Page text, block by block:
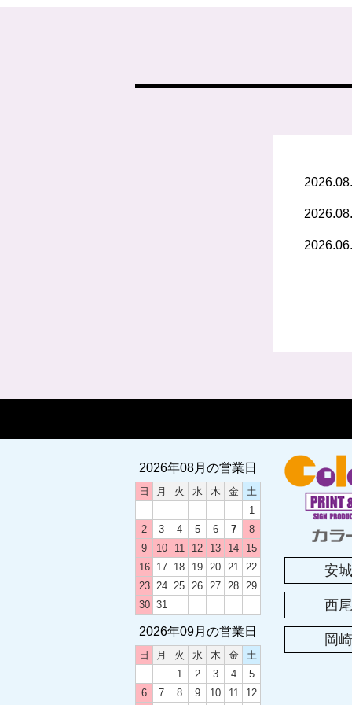
2026年08月の営業日
日 月 火 水 木 金
土
1
2
3 4 5 6 7
8
9
10 11 12 13 14
15
16
17 18 19 20 21
22
23
24 25 26 27 28
29
30 31
2026年09月の営業日
日 月 火 水 木 金
土
1
2 3 4
5
6
7 8 9 10 11 12
安
西
岡